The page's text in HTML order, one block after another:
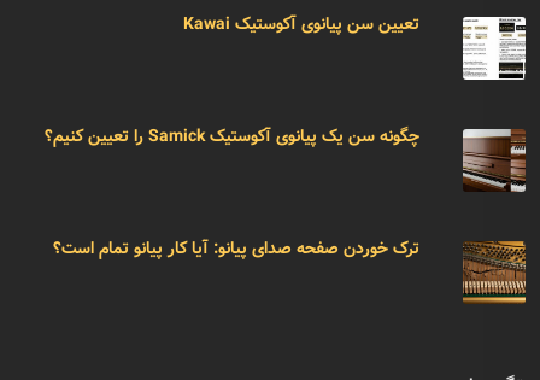
تعیین سن پیانوی آکوستیک Kawai
چگونه سن یک پیانوی آکوستیک Samick را تعیین کنیم؟
ترک خوردن صفحه صدای پیانو: آیا کار پیانو تمام است؟